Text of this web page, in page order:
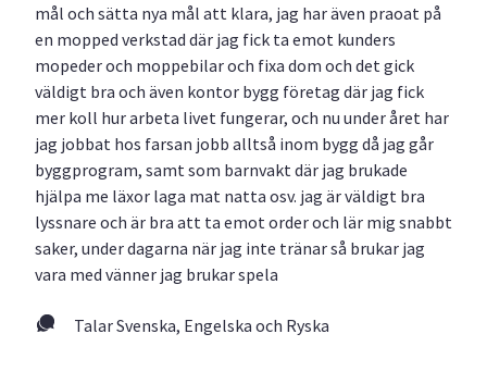
mål och sätta nya mål att klara, jag har även praoat på
en mopped verkstad där jag fick ta emot kunders
mopeder och moppebilar och fixa dom och det gick
väldigt bra och även kontor bygg företag där jag fick
mer koll hur arbeta livet fungerar, och nu under året har
jag jobbat hos farsan jobb alltså inom bygg då jag går
byggprogram, samt som barnvakt där jag brukade
hjälpa me läxor laga mat natta osv. jag är väldigt bra
lyssnare och är bra att ta emot order och lär mig snabbt
saker, under dagarna när jag inte tränar så brukar jag
vara med vänner jag brukar spela
Talar Svenska, Engelska och Ryska